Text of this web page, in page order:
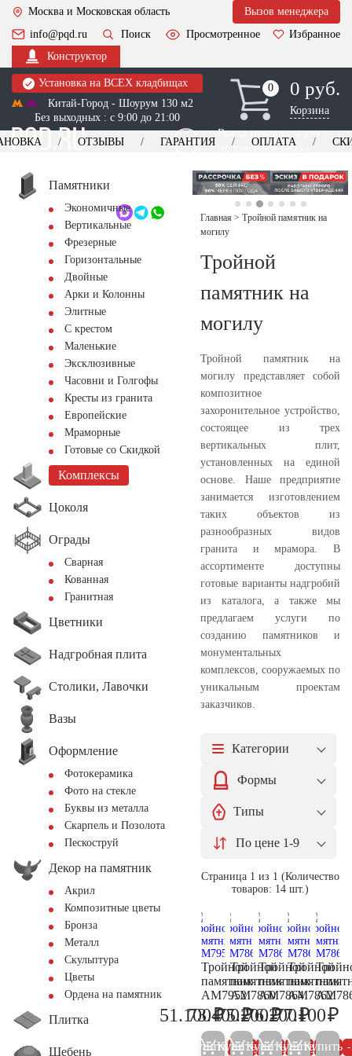
Москва и Московская область
Вызов менеджера
info@pqd.ru
Поиск Просмотренное
Избранное
Конструктор
Установка на ВСЕХ кладбищах
Китай-Город - Шоурум 130 м2
Без выходных : с 9:00 до 21:00
0
0 0 руб.
Корзина
Выезд менеджера для
оформления заказа
+7 (495) 518-44-23
Обратный звонок
ОТЗЫВЫ ГАРАНТИЯ ОПЛАТА
Памятники
Экономичные
Вертикальные
Фрезерные
Горизонтальные
Двойные
Арки и Колонны
Элитные
С крестом
Маленькие
Эксклюзивные
Часовни и Голгофы
Кресты из гранита
Европейские
Мраморные
Готовые со Скидкой
Комплексы
Цоколя
Ограды
Сварная
Кованная
Гранитная
Цветники
Надгробная плита
Столики, Лавочки
Вазы
Оформление
Фотокерамика
Фото на стекле
Буквы из металла
Скарпель и Позолота
Пескоструй
Декор на памятник
Акрил
Композитные цветы
Бронза
Металл
Скульптура
Цветы
Ордена на памятник
Плитка
Щебень
Главная > Тройной памятник на
могилу
Тройной
памятник на
могилу
Тройной памятник на
могилу представляет собой
композитное
захоронительное устройство,
состоящее из трех
вертикальных плит,
установленных на единой
основе. Наше предприятие
занимается изготовлением
таких объектов из
разнообразных видов
гранита и мрамора. В
ассортименте доступны
готовые варианты надгробий
из каталога, а также мы
предлагаем услуги по
созданию памятников и
монументальных
комплексов, сооружаемых по
уникальным проектам
заказчиков.
Категории
Формы
Типы
По цене 1-9
Страница 1 из 1 (Количество
товаров: 14 шт.)
Тройной
памятник
AM7952
53.800
51.100₽
Купить 5%
Тройной
памятник
AM7860
77.300
73.400₽
Купить 5%
Тройной
памятник
AM7864
79.200
75.200₽
Купить 5%
Тройной
памятник
AM7862
80.200
76.200₽
Купить 5%
77.100₽
Купить